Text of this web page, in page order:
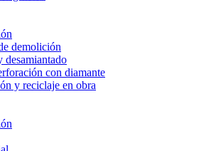
demolición
desamiantado
con diamante
y reciclaje en obra